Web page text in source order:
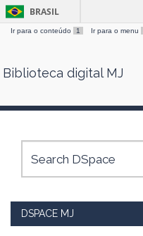
Skip
BRASIL
Ir para o conteúdo 1 Ir para o menu
Biblioteca digital MJ
DSPACE MJ